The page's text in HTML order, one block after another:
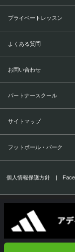
プライベートレッスン
よくある質問
お問い合わせ
パートナースクール
サイトマップ
フットボール・パーク
個人情報保護方針